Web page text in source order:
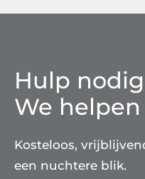
Hulp
We
Kosteloos,
een nuchtere blik.